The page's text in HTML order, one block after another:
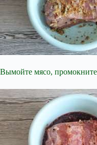
Вымойте мясо,